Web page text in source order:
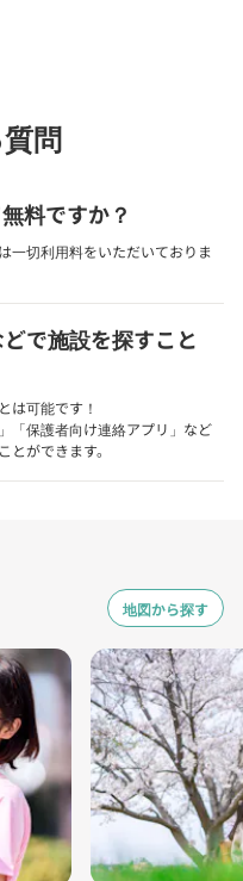
問
料ですか？
一切利用料をいただいておりま
で施設を探すこと
は可能です！
「保護者向け連絡アプリ」など
ができます。
地図から探す